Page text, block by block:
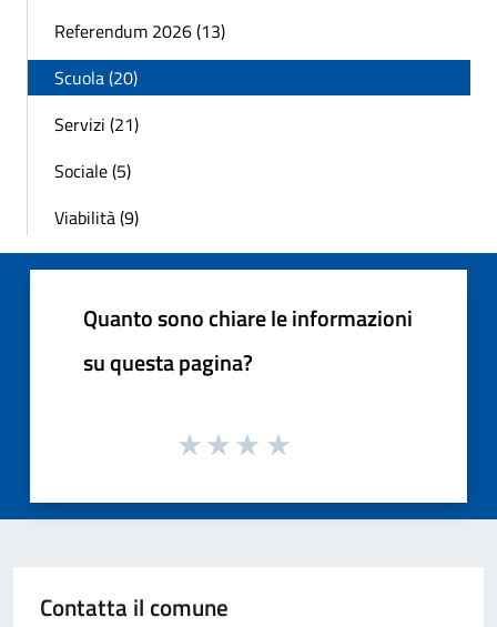
Referendum 2026 (13)
Scuola (20)
Servizi (21)
Sociale (5)
Viabilità (9)
Quanto sono chiare le informazioni
su questa pagina?
Contatta il comune